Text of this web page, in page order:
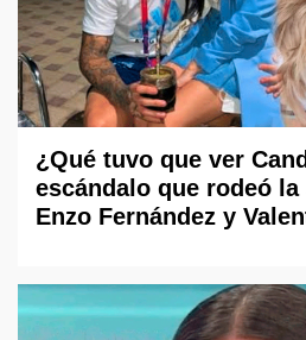
¿Qué tuvo que ver
escándalo que rodeó
Enzo Fernández y